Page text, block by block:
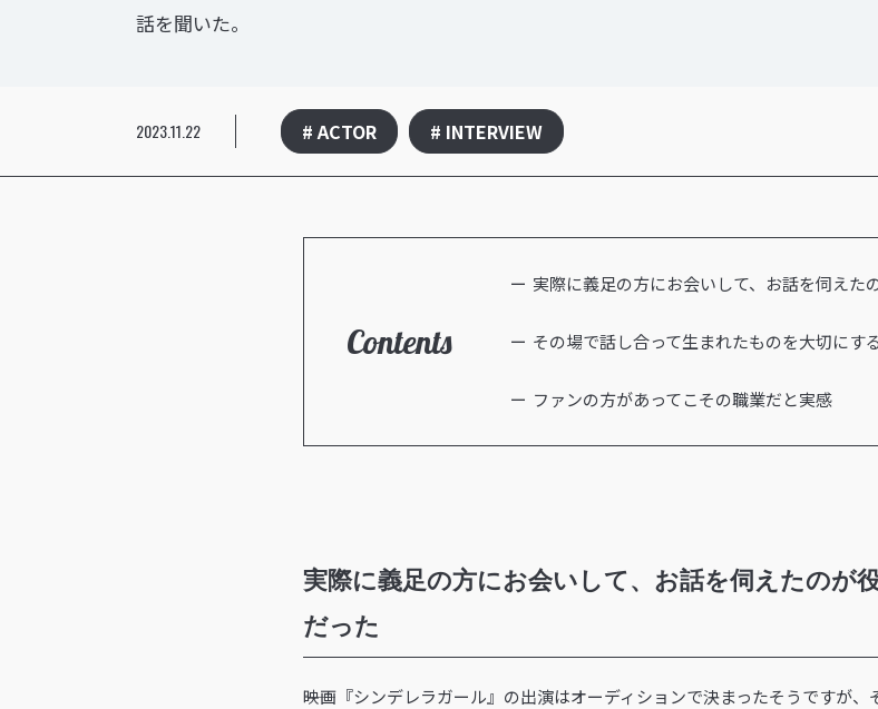
話を聞いた。
2023.11.22 # ACTOR # INTERVIEW
Contents
実際に義足の方にお会いして、お話を伺えた
その場で話し合って生まれたものを大切にす
ファンの方があってこその職業だと実感
実際に義足の方にお会いして、お話を伺えたのが
だった
――映画『シンデレラガール』の出演はオーディションで決まったそうですが